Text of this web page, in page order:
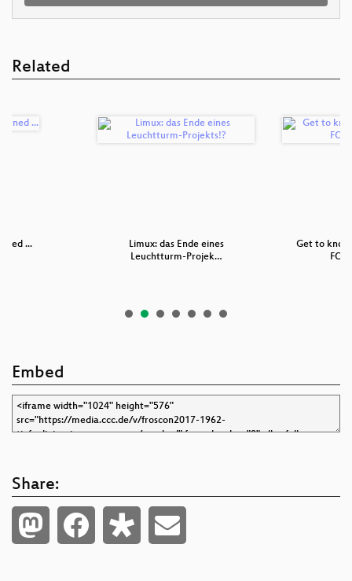
Related
...
Limux: das Ende eines
Leuchtturm-Projek…
Get to know
Embed
Share: